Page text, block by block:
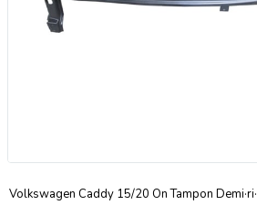
Volkswagen Caddy 15/20 Ön Tampon Demi·ri·